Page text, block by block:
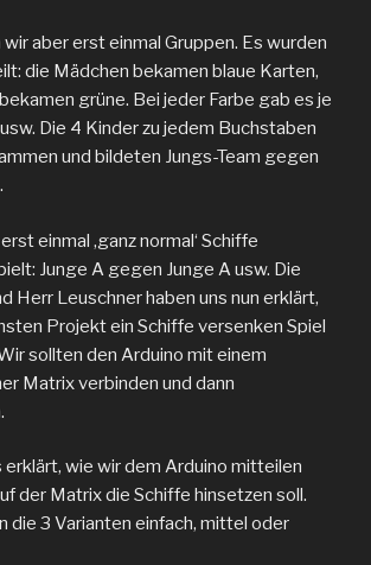
aber erst einmal Gruppen. Es wurden
die Mädchen bekamen blaue Karten,
grüne. Bei jeder Farbe gab es je
Die 4 Kinder zu jedem Buchstaben
und bildeten Jungs-Team gegen
einmal ‚ganz normal‘ Schiffe
Junge A gegen Junge A usw. Die
Herr Leuschner haben uns nun erklärt,
Projekt ein Schiffe versenken Spiel
sollten den Arduino mit einem
Matrix verbinden und dann
erklärt, wie wir dem Arduino mitteilen
der Matrix die Schiffe hinsetzen soll.
die 3 Varianten einfach, mittel oder